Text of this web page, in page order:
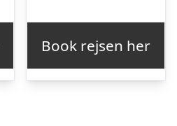
var:
kr. 3.877,96.
Book rejsen her